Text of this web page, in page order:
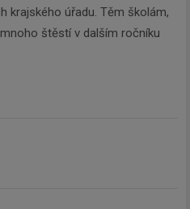
krajského úřadu. Těm školám,
štěstí v dalším ročníku